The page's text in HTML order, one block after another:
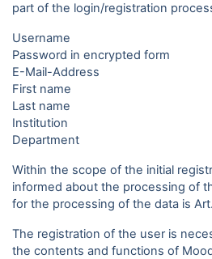
part of the login/registration
Username
Password in encrypted form
E-Mail-Address
First name
Last name
Institution
Department
Within the scope of the initial
informed about the processing of
for the processing of the data is
The registration of the user is
the contents and functions of